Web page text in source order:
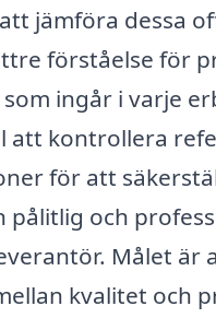
jämföra dessa
förståelse för
ingår i varje
att kontrollera
för att
pålitlig och
Målet är
kvalitet och